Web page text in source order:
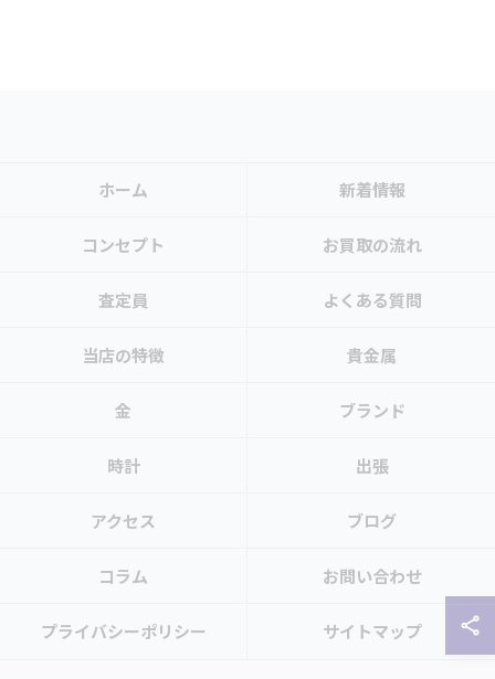
ホーム 新着情報
コンセプト お買取の流れ
査定員 よくある質問
当店の特徴 貴金属
金 ブランド
時計 出張
アクセス ブログ
コラム お問い合わせ
プライバシーポリシー サイトマップ